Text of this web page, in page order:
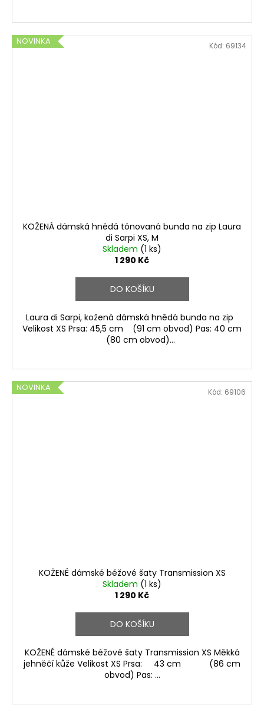
NOVINKA
KOŽENÁ dámská hnědá tónovaná bunda na zip Laura
di Sarpi XS, M
Skladem (1 ks)
1 290 Kč
DO KOŠÍKU
Laura di Sarpi, kožená dámská hnědá bunda na zip
Velikost XS Prsa: 45,5 cm (91 cm obvod) Pas: 40 cm
(80 cm obvod)...
Kód: 69134
NOVINKA
KOŽENÉ dámské béžové šaty Transmission XS
Skladem (1 ks)
1 290 Kč
DO KOŠÍKU
KOŽENÉ dámské béžové šaty Transmission XS Měkká
jehněčí kůže Velikost XS Prsa: 43 cm (86 cm
obvod) Pas: ...
Kód: 69106